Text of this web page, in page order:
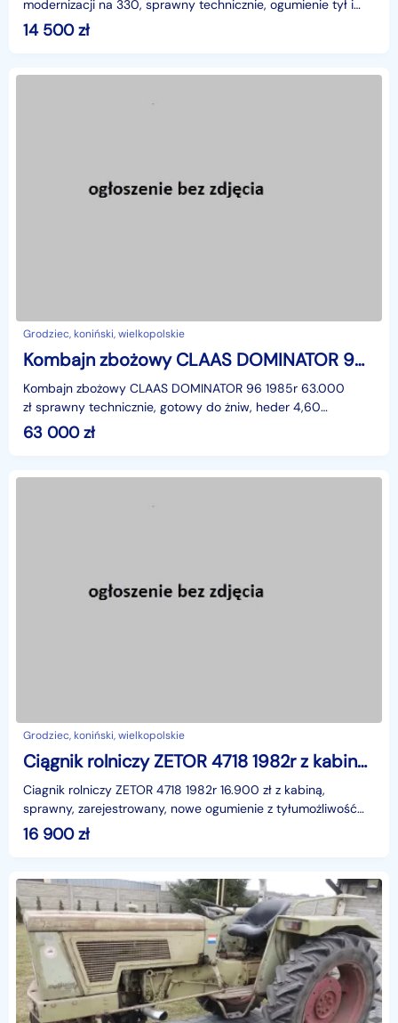
modernizacji na 330, sprawny technicznie, ogumienie tył i
przód 80%zarejestrowany, ubezpieczony, możliwość
14 500zł
Grodziec, koniński, wielkopolskie
Kombajn zbożowy CLAAS DOMINATOR 96 1984r heder 4.6m Gotowy do żniw!
Kombajn zbożowy CLAAS DOMINATOR 96 1985r 63.000
zł sprawny technicznie, gotowy do żniw, heder 4,60
koszeniaklimatyzacja możliwość transportutel. 606-308-45
63 000zł
Grodziec, koniński, wielkopolskie
Ciągnik rolniczy ZETOR 4718 1982r z kabiną Możliwy transport
Ciagnik rolniczy ZETOR 4718 1982r 16.900 zł z kabiną,
sprawny, zarejestrowany, nowe ogumienie z tyłumożliwość
transportutel. 606-308-454 i tel. 517-336-895
16 900zł